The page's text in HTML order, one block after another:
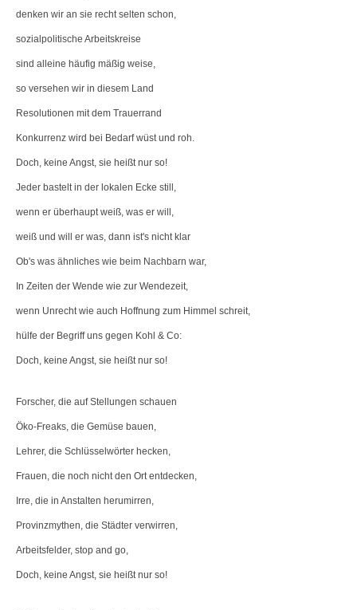
denken wir an sie recht selten schon,
sozialpolitische Arbeitskreise
sind alleine häufig mäßig weise,
so versehen wir in diesem Land
Resolutionen mit dem Trauerrand
Konkurrenz wird bei Bedarf wüst und roh.
Doch, keine Angst, sie heißt nur so!
Jeder bastelt in der lokalen Ecke still,
wenn er überhaupt weiß, was er will,
weiß und will er was, dann ist's nicht klar
Ob's was ähnliches wie beim Nachbarn war,
In Zeiten der Wende wie zur Wendezeit,
wenn Unrecht wie auch Hoffnung zum Himmel schreit,
hülfe der Begriff uns gegen Kohl & Co:
Doch, keine Angst, sie heißt nur so!
Forscher, die auf Stellungen schauen
Öko-Freaks, die Gemüse bauen,
Lehrer, die Schlüsselwörter hecken,
Frauen, die noch nicht den Ort entdecken,
Irre, die in Anstalten herumirren,
Provinzmythen, die Städter verwirren,
Arbeitsfelder, stop and go,
Doch, keine Angst, sie heißt nur so!